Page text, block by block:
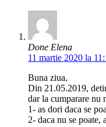
Done Elena
11 martie 2020 la
Buna ziua,
Din 21.05.2019,
dar la cumparare nu
1- as dori daca se
2- daca nu se poate,